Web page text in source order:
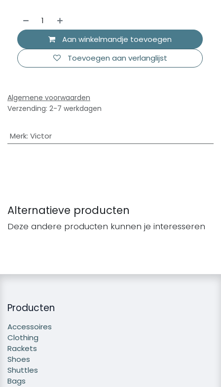
Aan winkelmandje toevoegen
Toevoegen aan verlanglijst
Algemene voorwaarden
Verzending: 2-7 werkdagen
Merk: Victor
Alternatieve producten
Deze andere producten kunnen je interesseren
Producten
Accessoires
Clothing
Rackets
Shoes
Shuttles
Bags